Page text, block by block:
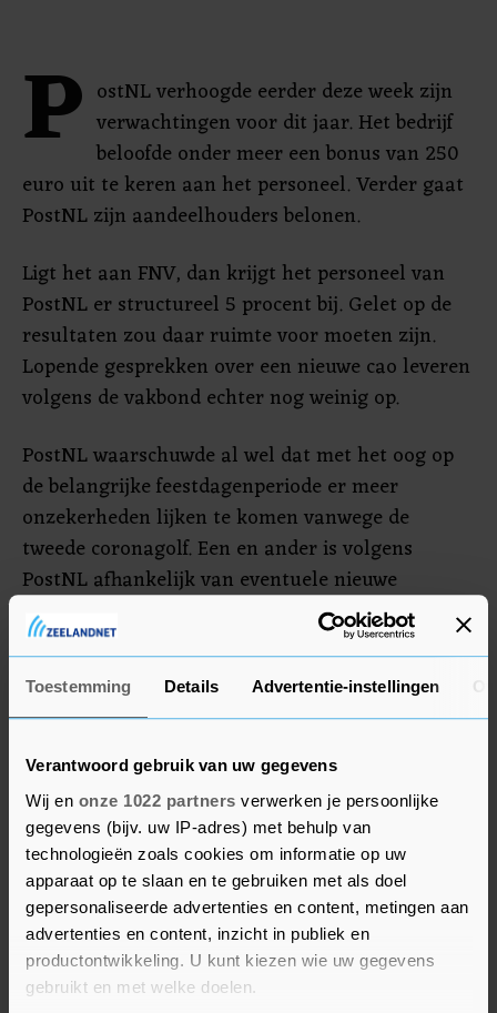
Toestemming Details Advertentie-instellingen
Verantwoord gebruik van uw gegevens
Wij en onze 1022 partners verwerken je persoonlijke
gegevens (bijv. uw IP-adres) met behulp van
technologieën zoals cookies om informatie op uw
apparaat op te slaan en te gebruiken met als doel
gepersonaliseerde advertenties en content, metingen aan
advertenties en content, inzicht in publiek en
productontwikkeling. U kunt kiezen wie uw gegevens
gebruikt en met welke doelen.
P ostNL verhoogde eerder deze week zijn
verwachtingen voor dit jaar. Het bedrijf
beloofde onder meer een bonus van 250
euro uit te keren aan het personeel. Verder gaat
PostNL zijn aandeelhouders belonen.
Ligt het aan FNV, dan krijgt het personeel van
PostNL er structureel 5 procent bij. Gelet op de
resultaten zou daar ruimte voor moeten zijn.
Lopende gesprekken over een nieuwe cao leveren
volgens de vakbond echter nog weinig op.
PostNL waarschuwde al wel dat met het oog op
de belangrijke feestdagenperiode er meer
onzekerheden lijken te komen vanwege de
tweede coronagolf. Een en ander is volgens
PostNL afhankelijk van eventuele nieuwe
coronamaatregelen, een potentieel hoger
ziekteverzuim en daarnaast macro-economische
ontwikkelingen en het consumentenvertrouwen.
Dit kan de bestedingen tijdens de feestdagen,